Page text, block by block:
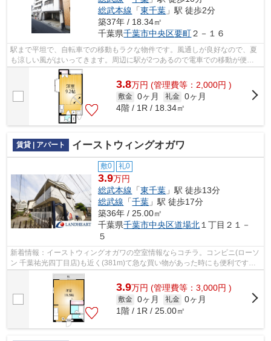
総武本線 「東千葉 」駅 徒歩2分
築37年 / 18.34㎡
千葉県千葉市中央区要町２－１６
駅まで平坦で、自転車での移動もラクな物件です。風通しが良好なので、夏
も涼しい風がはいってきます。周辺に駅が2つあるので電車での移動が便利
です。
3.8万円 (管理費等：2,000円 )
敷金 0ヶ月 礼金 0ヶ月
4階 / 1R / 18.34㎡
賃貸 | アパート イーストウィングオガワ
敷0 礼0
3.9万円
総武本線 「東千葉 」駅 徒歩13分
総武線 「千葉 」駅 徒歩17分
築36年 / 25.00㎡
千葉県千葉市中央区道場北 １丁目２１－
５
新着情報：イーストウィングオガワの空室情報ならコチラ。コンビニ(ローソ
ン 千葉祐光四丁目店)も近く(381m)て急な買い物があった時にも便利です。
約200メートルで駐車場までアクセス...
3.9万円 (管理費等：3,000円 )
敷金 0ヶ月 礼金 0ヶ月
1階 / 1R / 25.00㎡